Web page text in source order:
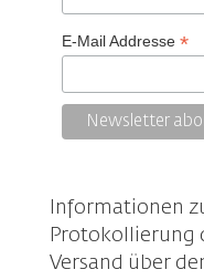
E-Mail Addresse *
Informationen
Protokollierung
Versand über